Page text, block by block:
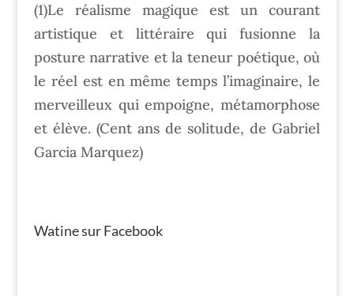
(1)Le réalisme magique est un courant
artistique et littéraire qui fusionne la
posture narrative et la teneur poétique, où
le réel est en même temps l’imaginaire, le
merveilleux qui empoigne, métamorphose
et élève. (Cent ans de solitude, de Gabriel
Garcia Marquez)
Watine sur Facebook